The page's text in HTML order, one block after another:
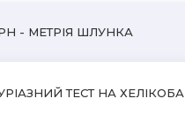
- МЕТРІЯ ШЛУНКА
ТЕСТ НА